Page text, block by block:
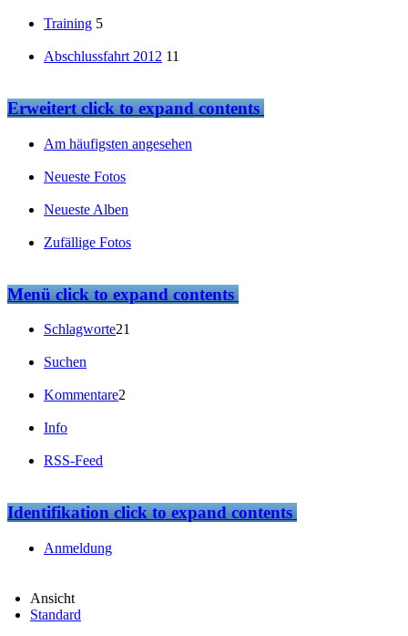
Training 5
Abschlussfahrt 2012 11
Erweitertclick to expand contents
Am häufigsten angesehen
Neueste Fotos
Neueste Alben
Zufällige Fotos
Menüclick to expand contents
Schlagworte21
Suchen
Kommentare2
Info
RSS-Feed
Identifikationclick to expand contents
Anmeldung
Ansicht
Standard